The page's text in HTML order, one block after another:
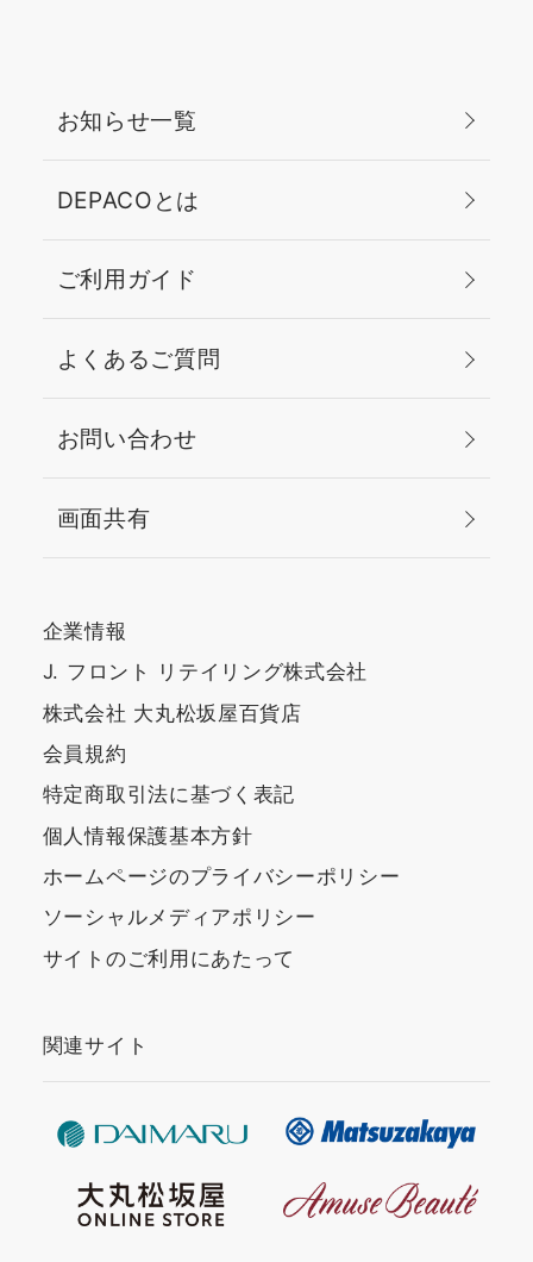
お知らせ一覧
DEPACOとは
ご利用ガイド
よくあるご質問
お問い合わせ
画面共有
企業情報
J. フロント リテイリング株式会社
株式会社 大丸松坂屋百貨店
会員規約
特定商取引法に基づく表記
個人情報保護基本方針
ホームページのプライバシーポリシー
ソーシャルメディアポリシー
サイトのご利用にあたって
関連サイト